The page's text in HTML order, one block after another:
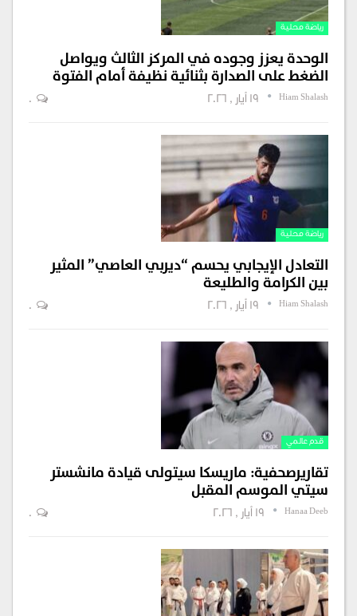
رياضة محلية
الوحدة يعزز وجوده في المركز الثالث ويواصل
الضغط على الصدارة بثنائية نظيفة أمام الفتوة
Hiam Shalash 19 أيار , 2026 0
رياضة محلية
التعادل الإيجابي يحسم “ديربي العاصي” المثير
بين الكرامة والطليعة
Hiam Shalash 19 أيار , 2026 0
قدم عالمي
تقاريرصحفية: ماريسكا سيتولى قيادة مانشستر
سيتي الموسم المقبل
Hanaa Deeb 19 أيار , 2026 0